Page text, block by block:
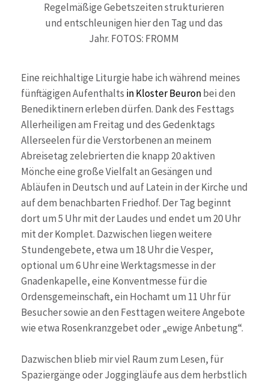
Regelmäßige Gebetszeiten strukturieren
und entschleunigen hier den Tag und das
Jahr. FOTOS: FROMM
Eine reichhaltige Liturgie habe ich während meines
fünftägigen Aufenthalts in Kloster Beuronbei den
Benediktinern erleben dürfen. Dank des Festtags
Allerheiligen am Freitag und des Gedenktags
Allerseelen für die Verstorbenen an meinem
Abreisetag zelebrierten die knapp 20 aktiven
Mönche eine große Vielfalt an Gesängen und
Abläufen in Deutsch und auf Latein in der Kirche und
auf dem benachbarten Friedhof. Der Tag beginnt
dort um 5 Uhr mit der Laudes und endet um 20 Uhr
mit der Komplet. Dazwischen liegen weitere
Stundengebete, etwa um 18 Uhr die Vesper,
optional um 6 Uhr eine Werktagsmesse in der
Gnadenkapelle, eine Konventmesse für die
Ordensgemeinschaft, ein Hochamt um 11 Uhr für
Besucher sowie an den Festtagen weitere Angebote
wie etwa Rosenkranzgebet oder „ewige Anbetung“.
Dazwischen blieb mir viel Raum zum Lesen, für
Spaziergänge oder Joggingläufe aus dem herbstlich